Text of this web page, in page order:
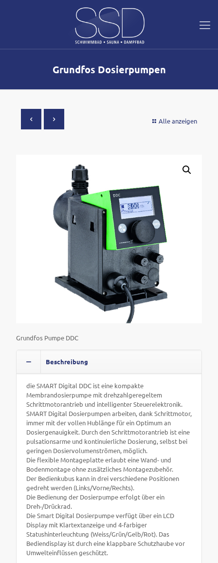
Grundfos Dosierpumpen
Alle anzeigen
Grundfos Pumpe DDC
Beschreibung
die SMART Digital DDC ist eine kompakte
Membrandosierpumpe mit drehzahlgeregeltem
Schrittmotorantrieb und intelligenter Steuerelektronik.
SMART Digital Dosierpumpen arbeiten, dank Schrittmotor,
immer mit der vollen Hublänge für ein Optimum an
Dosiergenauigkeit. Durch den Schrittmotorantrieb ist eine
pulsationsarme und kontinuierliche Dosierung, selbst bei
geringen Dosiervolumenströmen, möglich.
Die flexible Montageplatte erlaubt eine Wand- und
Bodenmontage ohne zusätzliches Montagezubehör.
Der Bedienkubus kann in drei verschiedene Positionen
gedreht werden (Links/Vorne/Rechts).
Die Bedienung der Dosierpumpe erfolgt über ein
Dreh-/Drückrad.
Die Smart Digital Dosierpumpe verfügt über ein LCD
Display mit Klartextanzeige und 4-farbiger
Statushinterleuchtung (Weiss/Grün/Gelb/Rot). Das
Bediendisplay ist durch eine klappbare Schutzhaube vor
Umwelteinflüssen geschützt.